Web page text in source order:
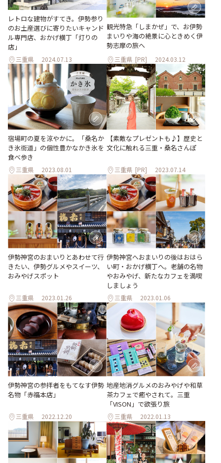
レトロな建物がすてき。伊勢参り
のお土産選びに寄りたいキャンド
ル専門店、おかげ横丁「灯りの
店」
三重県 2024.07.13
観光特急「しまかぜ」で、お伊勢
まいりや海の絶景に心ときめく伊
勢志摩の旅へ
三重県 [PR] 2024.03.12
宿場町の夏を涼やかに。「桑名か
き氷街道」の個性豊かなかき氷を
食べ歩き
三重県 2023.08.01
【素敵なプレゼントも♪】歴史と
文化に触れる三重・桑名さんぽ
三重県 [PR] 2023.07.14
伊勢神宮のおまいりとあわせて行
きたい、伊勢グルメやスイーツ、
おみやげスポット
三重県 2023.01.26
伊勢神宮へおまいりの後はおはら
い町・おかげ横丁へ。老舗の名物
やおみやげ、新たなカフェを満喫
しましょう
三重県 2023.01.06
伊勢神宮の参拝者をもてなす伊勢
名物「赤福本店」
三重県 2022.12.20
地産地消グルメのおみやげや和草
茶カフェで癒やされて。三重
「VISON」で欲張り旅
三重県 2022.01.13